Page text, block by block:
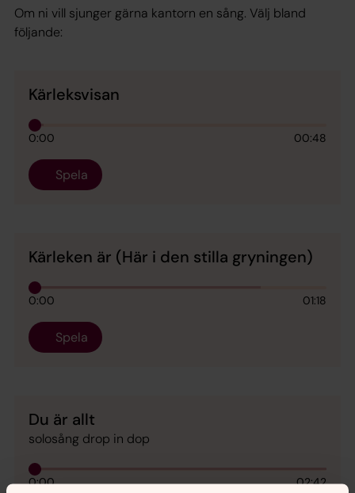
Om ni vill sjunger gärna kantorn en sång. Välj bland
följande:
Kärleksvisan
0:00 00:48
Spela
Kärleken är (Här i den stilla gryningen)
0:00 01:18
Spela
Du är allt
solosång drop in dop
0:00 02:42